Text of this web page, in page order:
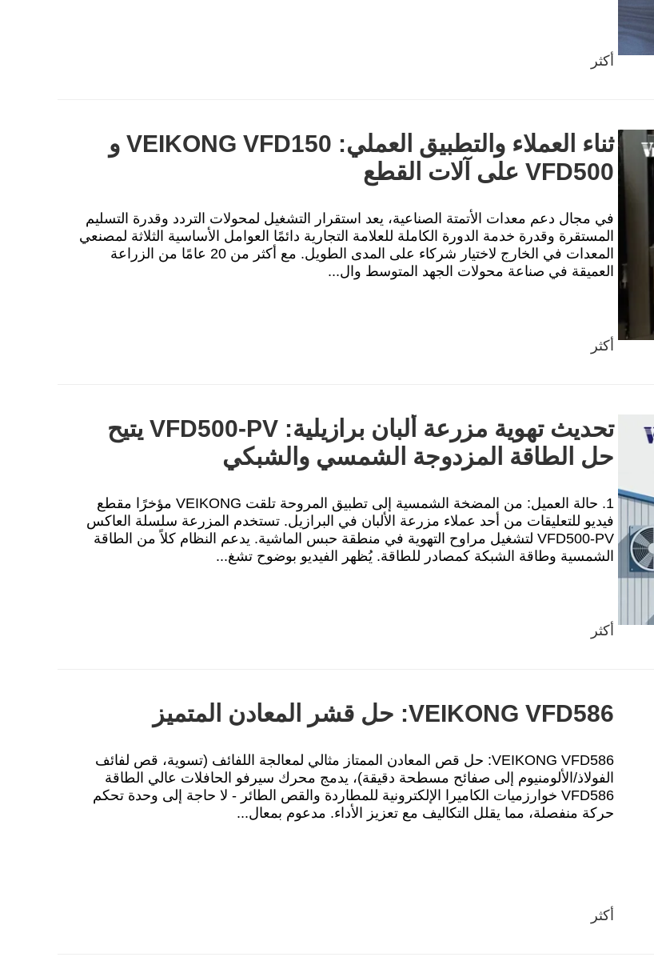
أكثر
ثناء العملاء والتطبيق العملي: VEIKONG VFD150 و
VFD500 على آلات القطع
في مجال دعم معدات الأتمتة الصناعية، يعد استقرار التشغيل لمحولات التردد وقدرة التسليم
المستقرة وقدرة خدمة الدورة الكاملة للعلامة التجارية دائمًا العوامل الأساسية الثلاثة لمصنعي
المعدات في الخارج لاختيار شركاء على المدى الطويل. مع أكثر من 20 عامًا من الزراعة
العميقة في صناعة محولات الجهد المتوسط ​​وال...
أكثر
تحديث تهوية مزرعة ألبان برازيلية: VFD500-PV يتيح
حل الطاقة المزدوجة الشمسي والشبكي
1. حالة العميل: من المضخة الشمسية إلى تطبيق المروحة تلقت VEIKONG مؤخرًا مقطع
فيديو للتعليقات من أحد عملاء مزرعة الألبان في البرازيل. تستخدم المزرعة سلسلة العاكس
VFD500-PV لتشغيل مراوح التهوية في منطقة حبس الماشية. يدعم النظام كلاً من الطاقة
الشمسية وطاقة الشبكة كمصادر للطاقة. يُظهر الفيديو بوضوح تشغ...
أكثر
VEIKONG VFD586: حل قشر المعادن المتميز
VEIKONG VFD586: حل قص المعادن الممتاز مثالي لمعالجة اللفائف (تسوية، قص لفائف
الفولاذ/الألومنيوم إلى صفائح مسطحة دقيقة)، يدمج محرك سيرفو الحافلات عالي الطاقة
VFD586 خوارزميات الكاميرا الإلكترونية للمطاردة والقص الطائر - لا حاجة إلى وحدة تحكم
حركة منفصلة، مما يقلل التكاليف مع تعزيز الأداء. مدعوم بمعال...
أكثر